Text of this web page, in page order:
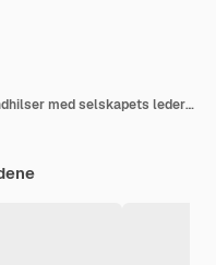
Glad kvinnelig lagerarbeider håndhilser med selskapets leder i industrielt lagringsrom